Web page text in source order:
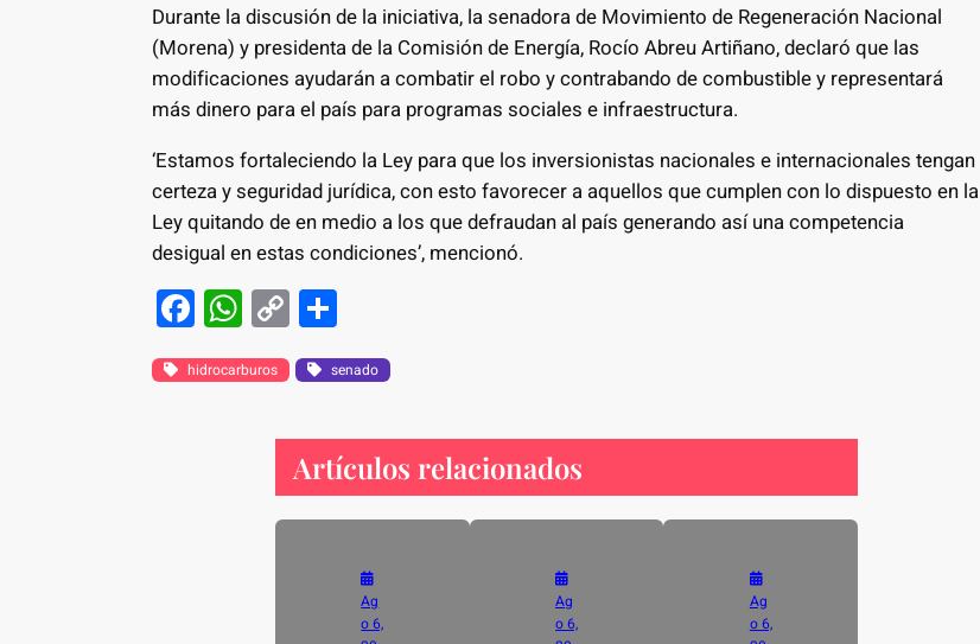
Durante la discusión de la iniciativa, la senadora de Movimiento de Regeneración Nacional
(Morena) y presidenta de la Comisión de Energía, Rocío Abreu Artiñano, declaró que las
modificaciones ayudarán a combatir el robo y contrabando de combustible y representará
más dinero para el país para programas sociales e infraestructura.
‘Estamos fortaleciendo la Ley para que los inversionistas nacionales e internacionales tengan
certeza y seguridad jurídica, con esto favorecer a aquellos que cumplen con lo dispuesto en la
Ley quitando de en medio a los que defraudan al país generando así una competencia
desigual en estas condiciones’, mencionó.
F
a
c
W
h
at
C
o
p
Li
n
k
h
ar
hidrocarburos senado
Artículos relacionados
Ag
o 6,
Ag
o 6,
Ag
o 6,